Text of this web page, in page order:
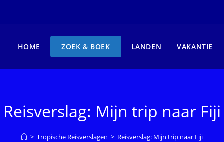
HOME ZOEK & BOEK LANDEN VAKANTIE
Reisverslag: Mijn trip naar Fiji
> Tropische Reisverslagen > Reisverslag: Mijn trip naar Fiji